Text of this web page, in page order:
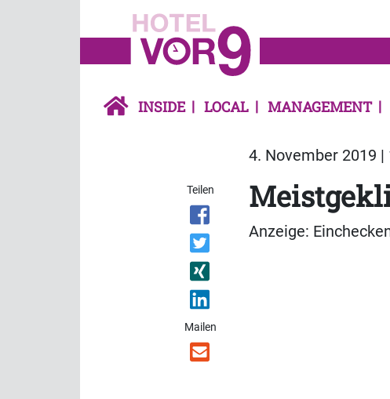
INSIDE LOCAL MANAGEMENT
4. November 2019 |
Teilen
Mailen
Anzeige: